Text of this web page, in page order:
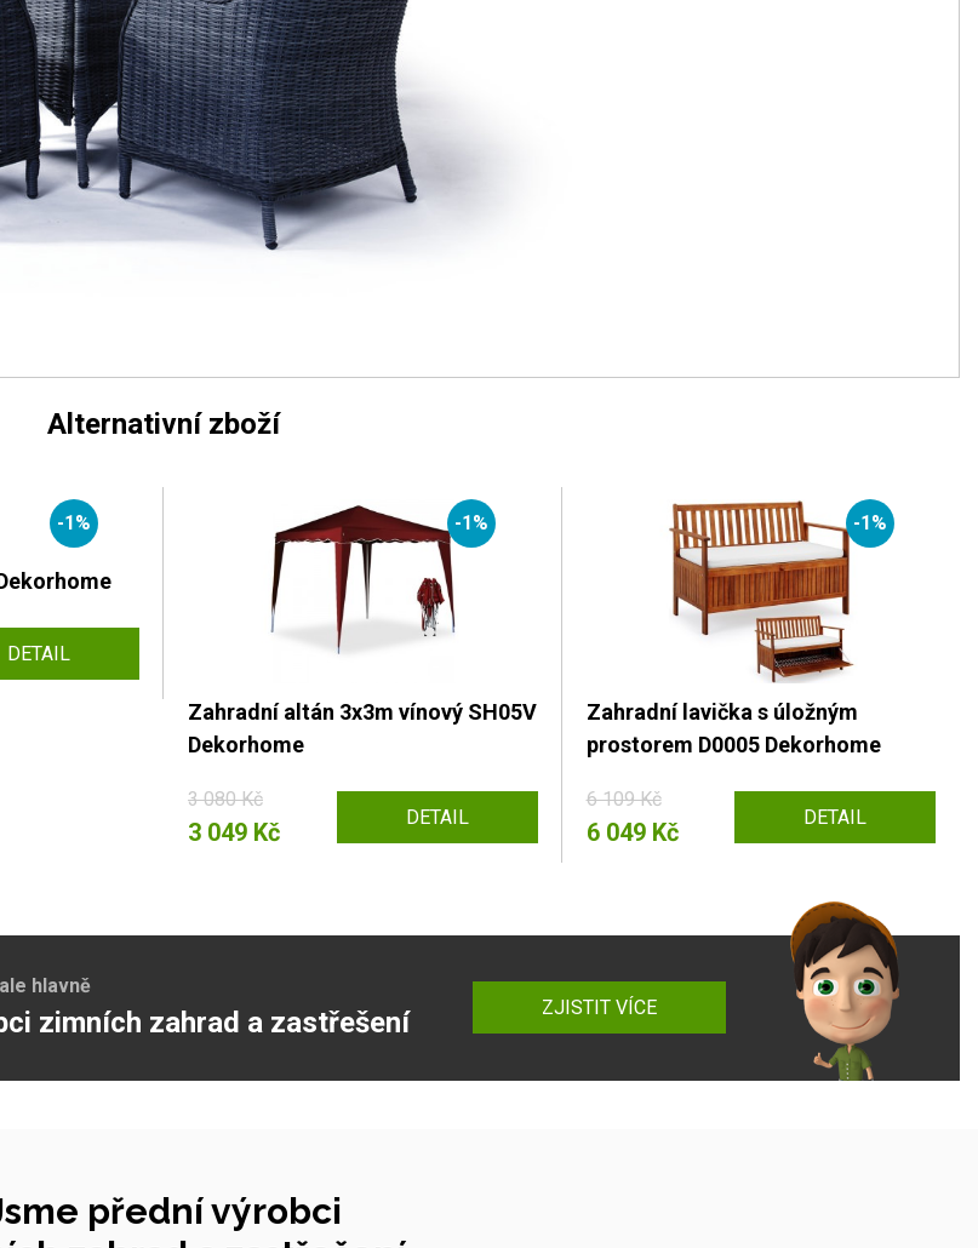
Alternativní zboží
-1%
DETAIL
-1%
Zahradní altán 3x3m vínový SH05V
Dekorhome
3 080 Kč
3 049 Kč DETAIL
-1%
Zahradní lavička s úložným
prostorem D0005 Dekorhome
6 109 Kč
6 049 Kč DETAIL
hlavně
zimních zahrad a zastřešení ZJISTIT VÍCE
přední výrobci